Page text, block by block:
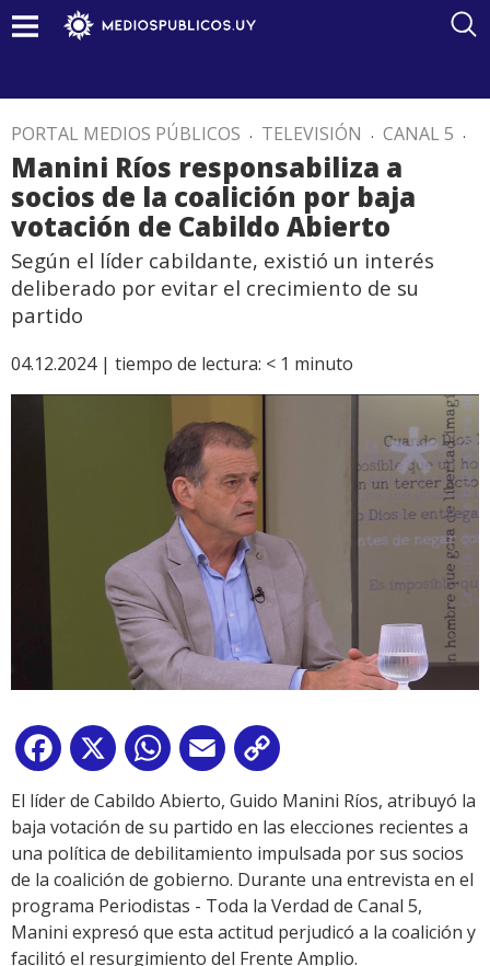
PORTAL MEDIOS PÚBLICOS . TELEVISIÓN . CANAL 5 .
Manini Ríos responsabiliza a
socios de la coalición por baja
votación de Cabildo Abierto
Según el líder cabildante, existió un interés
deliberado por evitar el crecimiento de su
partido
04.12.2024 | tiempo de lectura: < 1 minuto
Facebook
X WhatsApp
Email
Link
El líder de Cabildo Abierto, Guido Manini Ríos, atribuyó la
baja votación de su partido en las elecciones recientes a
una política de debilitamiento impulsada por sus socios
de la coalición de gobierno. Durante una entrevista en el
programa Periodistas - Toda la Verdad de Canal 5,
Manini expresó que esta actitud perjudicó a la coalición y
facilitó el resurgimiento del Frente Amplio.